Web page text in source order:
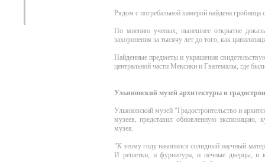
Рядом с погребальной камерой найдена
По мнению ученых, нынешнее открытие
захоронения за тысячу лет до того, как
Найденные предметы и украшения
центральной части Мексики и Гватемалы, где
Ульяновский музей архитектуры и
Ульяновский музей "Градостроительство и
музеев, представил обновленную экспозицию,
музея.
"К этому году накопился солидный научный
И решетки, и фурнитура, и печные дверцы, и